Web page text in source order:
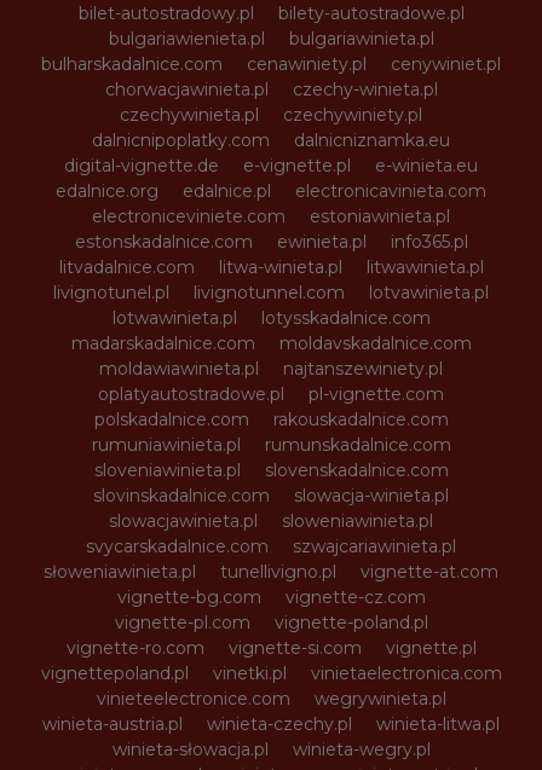
bilet-autostradowy.pl
bilety-autostradowe.pl
bulgariawienieta.pl
bulgariawinieta.pl
bulharskadalnice.com
cenawiniety.pl
cenywiniet.pl
chorwacjawinieta.pl
czechy-winieta.pl
czechywinieta.pl
czechywiniety.pl
dalnicnipoplatky.com
dalnicniznamka.eu
digital-vignette.de
e-vignette.pl
e-winieta.eu
edalnice.org
edalnice.pl
electronicavinieta.com
electroniceviniete.com
estoniawinieta.pl
estonskadalnice.com
ewinieta.pl
info365.pl
litvadalnice.com
litwa-winieta.pl
litwawinieta.pl
livignotunel.pl
livignotunnel.com
lotvawinieta.pl
lotwawinieta.pl
lotysskadalnice.com
madarskadalnice.com
moldavskadalnice.com
moldawiawinieta.pl
najtanszewiniety.pl
oplatyautostradowe.pl
pl-vignette.com
polskadalnice.com
rakouskadalnice.com
rumuniawinieta.pl
rumunskadalnice.com
sloveniawinieta.pl
slovenskadalnice.com
slovinskadalnice.com
slowacja-winieta.pl
slowacjawinieta.pl
sloweniawinieta.pl
svycarskadalnice.com
szwajcariawinieta.pl
słoweniawinieta.pl
tunellivigno.pl
vignette-at.com
vignette-bg.com
vignette-cz.com
vignette-pl.com
vignette-poland.pl
vignette-ro.com
vignette-si.com
vignette.pl
vignettepoland.pl
vinetki.pl
vinietaelectronica.com
vinieteelectronice.com
wegrywinieta.pl
winieta-austria.pl
winieta-czechy.pl
winieta-litwa.pl
winieta-słowacja.pl
winieta-wegry.pl